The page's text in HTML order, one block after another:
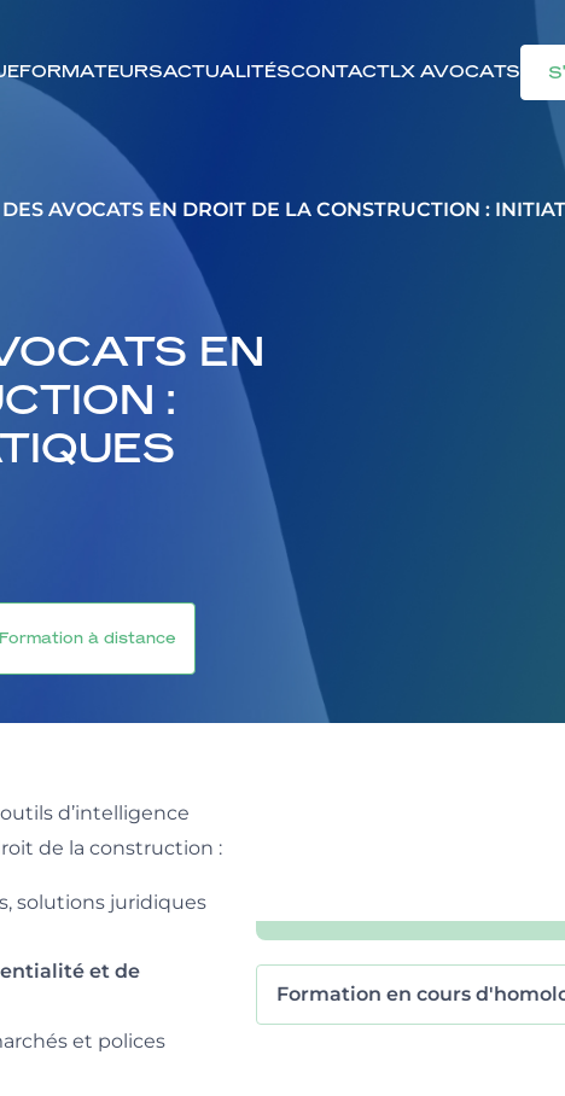
FORMATEURSACTUALITÉSCONTACTLX AVOCATS
DES AVOCATS EN DROIT DE LA CONSTRUCTION :
EN
:
Formation à distance
d’intelligence
de la construction :
solutions juridiques
et de
et polices
Formation en cours